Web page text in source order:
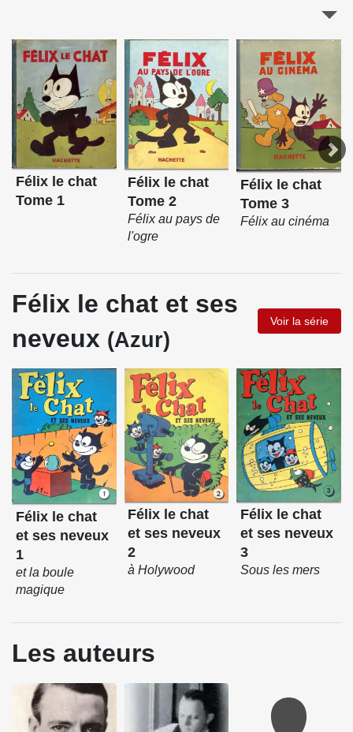
Félix le chat
Tome 1
Félix le chat
Tome 2
Félix au pays de
l'ogre
Félix le chat
Tome 3
Félix au cinéma
Félix le chat et ses
neveux (Azur)
Voir la série
Félix le chat
et ses neveux
1
et la boule
magique
Félix le chat
et ses neveux
2
à Holywood
Félix le chat
et ses neveux
3
Sous les mers
Les auteurs